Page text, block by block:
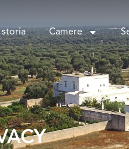
storia Camere